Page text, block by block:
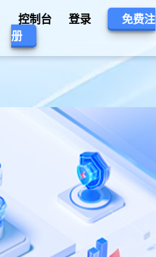
控制台 登录
免费注
册